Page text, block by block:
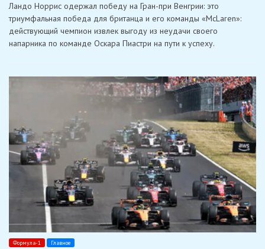
после
победы
в
Венгрии:
первом
Ландо Норрис одержал победу на Гран-при Венгрии: это
триумфальная победа для британца и его команды «McLaren»:
действующий чемпион извлек выгоду из неудачи своего
напарника по команде Оскара Пиастри на пути к успеху.
Формула-1 Главное